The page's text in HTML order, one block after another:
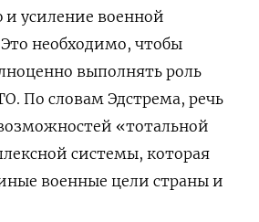
усиление военной
необходимо, чтобы
выполнять роль
По словам Эдстрема, речь
«тотальной
системы, которая
военные цели страны и